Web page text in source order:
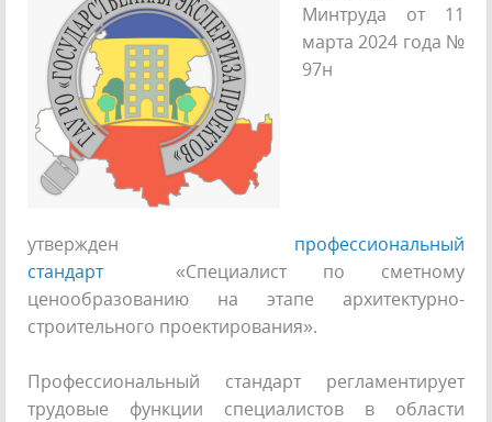
Минтруда от 11
марта 2024 года №
97н
утвержден профессиональный
стандарт«Специалист по сметному
ценообразованию на этапе архитектурно-
строительного проектирования».
Профессиональный стандарт регламентирует
трудовые функции специалистов в области